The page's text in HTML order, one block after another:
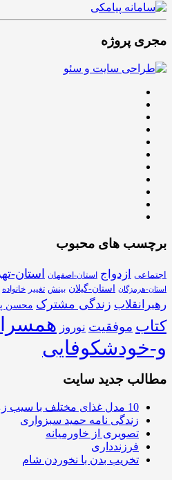
مجری پروژه
برچسب های محبوب
اجتماعی ازدواج استان-اصفهان استان-
استان-هرمزگان استان-گیلان بینش تغییر خانواده
رهبرانقلاب زندگی مشترک محسن
کتاب موفقیت نوروز
و-خودشکوفایی
مطالب جدید سایت
10 مدل غذای مختلف با سیب زمینی
زندگی نامه حمید سبزواری
تصویری از خاورمیانه
فرزندداری
تخریب بدن با نخوردن شام